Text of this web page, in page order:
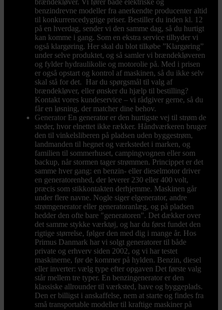
brændekløver. Vi fører både elektriske og
benzindrevne modeller fra anerkendte producenter altid
til konkurrencedygtige priser. Bestiller du inden kl. 12
på en hverdag, sender vi den samme dag, så du hurtigt
kan komme i gang. Som en ekstra service tilbyder vi
også klargøring. Her skal du blot tilkøbe ”Klargøring”
under selve produktet, og så samler vi brændekløveren
og fylder hydraulikolie og motorolie på. Med i prisen
er også opstart og kontrol af maskinen, så du ikke selv
skal stå for det. Har du spørgsmål til valg af
brændekløver, eller ønsker du hjælp til bestilling?
Kontakt vores kundeservice – vi rådgiver gerne, så du
får en løsning, der matcher dine behov.
Generator En generator er den hurtigste vej til strøm de
steder, hvor elnettet ikke rækker. Håndværkeren bruger
den til vinkelsliberen på pladsen uden byggestrøm,
landmanden til hegnet og værkstedet i marken, og
familien til sommerhuset, campingvognen eller som
backup, når stormen tager strømmen. Princippet er det
samme hver gang: en benzin- eller dieselmotor driver
en generatorenhed, der leverer 230 eller 400 volt,
præcis som stikkontakten derhjemme. Maskinen går
under flere navne. Nogle siger elgenerator, andre
strømgenerator eller generatoranlæg, og på pladsen
hedder den ofte bare "generatoren". Det dækker over
det samme stykke værktøj, og har du først fundet den
rigtige størrelse, følger den med dig i mange år. Hos
Primus Danmark har vi solgt generatorer til både
private og erhverv siden 2002, og vi har testet
maskinerne, før de kommer på hylden. Benzin, diesel
eller inverter: vælg type efter opgaven Det første valg
står mellem tre typer. En benzingenerator er den
klassiske allrounder til værksted, have og byggeplads.
Den er billigst i anskaffelse, nem at starte og findes fra
små transportable modeller til kraftige maskiner på